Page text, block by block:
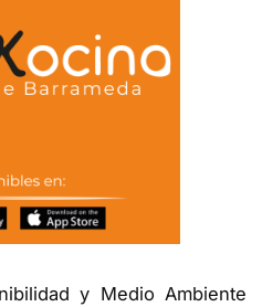
y Medio Ambiente